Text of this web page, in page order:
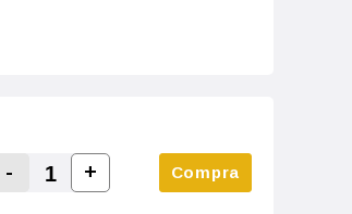
Decrease Quantity:
-
Increase Quantity:
+ Compra